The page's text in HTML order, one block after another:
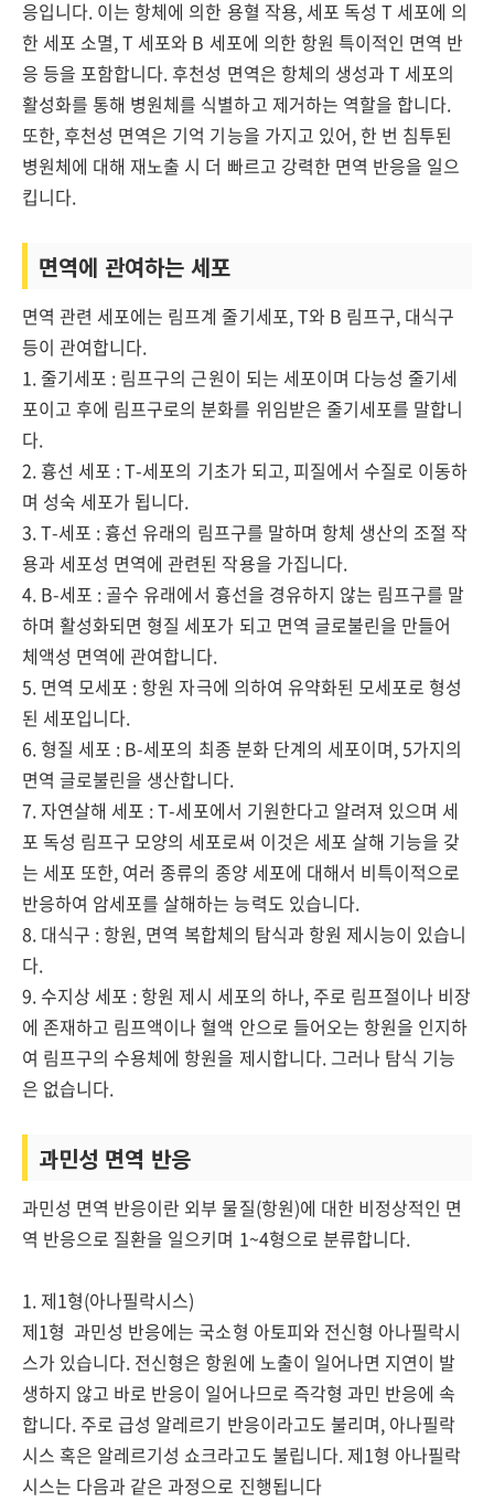
응입니다. 이는 항체에 의한 용혈 작용, 세포 독성 T 세포에 의
한 세포 소멸, T 세포와 B 세포에 의한 항원 특이적인 면역 반
응 등을 포함합니다. 후천성 면역은 항체의 생성과 T 세포의
활성화를 통해 병원체를 식별하고 제거하는 역할을 합니다.
또한, 후천성 면역은 기억 기능을 가지고 있어, 한 번 침투된
병원체에 대해 재노출 시 더 빠르고 강력한 면역 반응을 일으
킵니다.
면역에 관여하는 세포
면역 관련 세포에는 림프계 줄기세포, T와 B 림프구, 대식구
등이 관여합니다.
1. 줄기세포 : 림프구의 근원이 되는 세포이며 다능성 줄기세
포이고 후에 림프구로의 분화를 위임받은 줄기세포를 말합니
다.
2. 흉선 세포 : T-세포의 기초가 되고, 피질에서 수질로 이동하
며 성숙 세포가 됩니다.
3. T-세포 : 흉선 유래의 림프구를 말하며 항체 생산의 조절 작
용과 세포성 면역에 관련된 작용을 가집니다.
4. B-세포 : 골수 유래에서 흉선을 경유하지 않는 림프구를 말
하며 활성화되면 형질 세포가 되고 면역 글로불린을 만들어
체액성 면역에 관여합니다.
5. 면역 모세포 : 항원 자극에 의하여 유약화된 모세포로 형성
된 세포입니다.
6. 형질 세포 : B-세포의 최종 분화 단계의 세포이며, 5가지의
면역 글로불린을 생산합니다.
7. 자연살해 세포 : T-세포에서 기원한다고 알려져 있으며 세
포 독성 림프구 모양의 세포로써 이것은 세포 살해 기능을 갖
는 세포 또한, 여러 종류의 종양 세포에 대해서 비특이적으로
반응하여 암세포를 살해하는 능력도 있습니다.
8. 대식구 : 항원, 면역 복합체의 탐식과 항원 제시능이 있습니
다.
9. 수지상 세포 : 항원 제시 세포의 하나, 주로 림프절이나 비장
에 존재하고 림프액이나 혈액 안으로 들어오는 항원을 인지하
여 림프구의 수용체에 항원을 제시합니다. 그러나 탐식 기능
은 없습니다.
과민성 면역 반응
과민성 면역 반응이란 외부 물질(항원)에 대한 비정상적인 면
역 반응으로 질환을 일으키며 1~4형으로 분류합니다.
1. 제1형(아나필락시스)
제1형 과민성 반응에는 국소형 아토피와 전신형 아나필락시
스가 있습니다. 전신형은 항원에 노출이 일어나면 지연이 발
생하지 않고 바로 반응이 일어나므로 즉각형 과민 반응에 속
합니다. 주로 급성 알레르기 반응이라고도 불리며, 아나필락
시스 혹은 알레르기성 쇼크라고도 불립니다. 제1형 아나필락
시스는 다음과 같은 과정으로 진행됩니다